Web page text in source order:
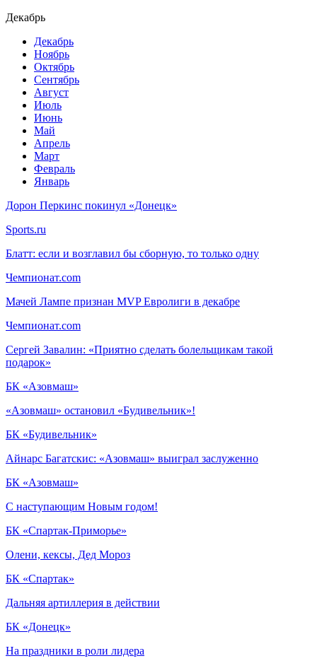
Декабрь
Декабрь
Ноябрь
Октябрь
Сентябрь
Август
Июль
Июнь
Май
Апрель
Март
Февраль
Январь
Дорон Перкинс покинул «Донецк»
Sports.ru
Блатт: если и возглавил бы сборную, то только одну
Чемпионат.com
Мачей Лампе признан MVP Евролиги в декабре
Чемпионат.com
Сергей Завалин: «Приятно сделать болельщикам такой
подарок»
БК «Азовмаш»
«Азовмаш» остановил «Будивельник»!
БК «Будивельник»
Айнарс Багатскис: «Азовмаш» выиграл заслуженно
БК «Азовмаш»
С наступающим Новым годом!
БК «Спартак-Приморье»
Олени, кексы, Дед Мороз
БК «Спартак»
Дальняя артиллерия в действии
БК «Донецк»
На праздники в роли лидера